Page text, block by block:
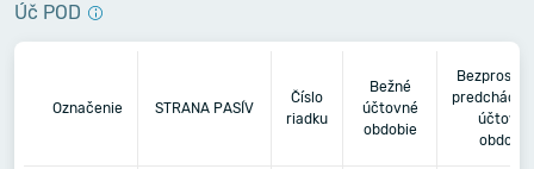
Úč POD
Označenie STRANA PASÍV
Číslo
riadku
Bežné
účtovné
obdobie
účtovné
obdobie